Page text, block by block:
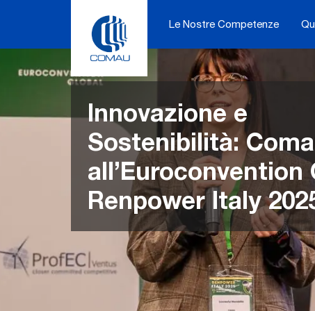
Le Nostre Competenze
Innovazione e
Sostenibilità:
all’Euroconvention
Renpower Italy